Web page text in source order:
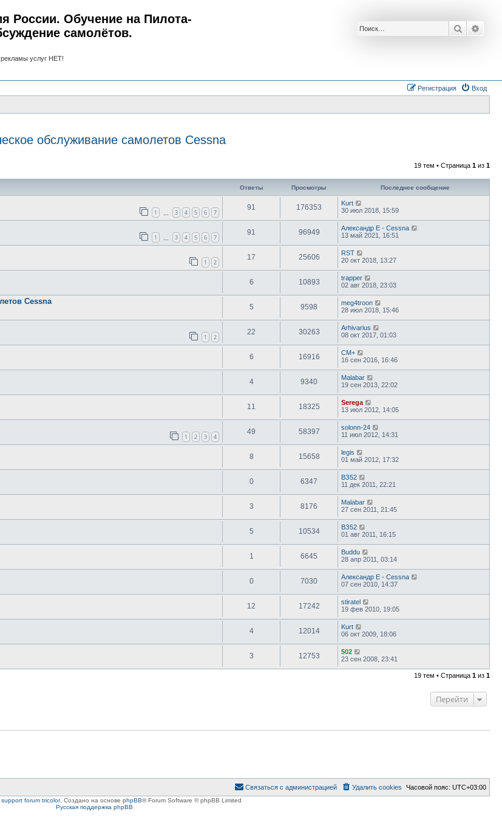
России. Обучение на Пилота-
самолётов.
услуг НЕТ!
Поиск
Вход
Регистрация
обслуживание самолетов Cessna
19 тем • Страница 1 из 1
Ответы Просмотры Последнее сообщение
1 3 4 5 6 7
91 176353
Kurt
30 июл 2018, 15:59
1 3 4 5 6 7
91 96949
Александр E - Cessna
13 май 2021, 16:51
1 2
17 25606
RST
20 окт 2018, 13:27
6 10893
trapper
02 авг 2018, 23:03
Cessna
5 9598
meg4troon
28 июл 2018, 15:46
1 2
22 30263
Arhivarius
08 окт 2017, 01:03
6 16916
CM+
16 сен 2016, 16:46
4 9340
Malabar
19 сен 2013, 22:02
11 18325
Serega
13 июл 2012, 14:05
1 2 3 4
49 58397
solonn-24
11 июл 2012, 14:31
8 15658
legis
01 май 2012, 17:32
0 6347
ВЗ52
11 дек 2011, 22:21
3 8176
Malabar
27 сен 2011, 21:45
5 10534
ВЗ52
01 авг 2011, 16:15
1 6645
Buddu
28 апр 2011, 03:14
0 7030
Александр E - Cessna
07 сен 2010, 14:37
12 17242
stiratel
19 фев 2010, 19:05
4 12014
Kurt
06 окт 2009, 18:06
3 12753
502
23 сен 2008, 23:41
19 тем • Страница 1 из 1
Перейти
Часовой пояс: UTC+03:00
Удалить cookies
Связаться с администрацией
support forum tricolor, Создано на основе phpBB® Forum Software © phpBB Limited
Русская поддержка phpBB